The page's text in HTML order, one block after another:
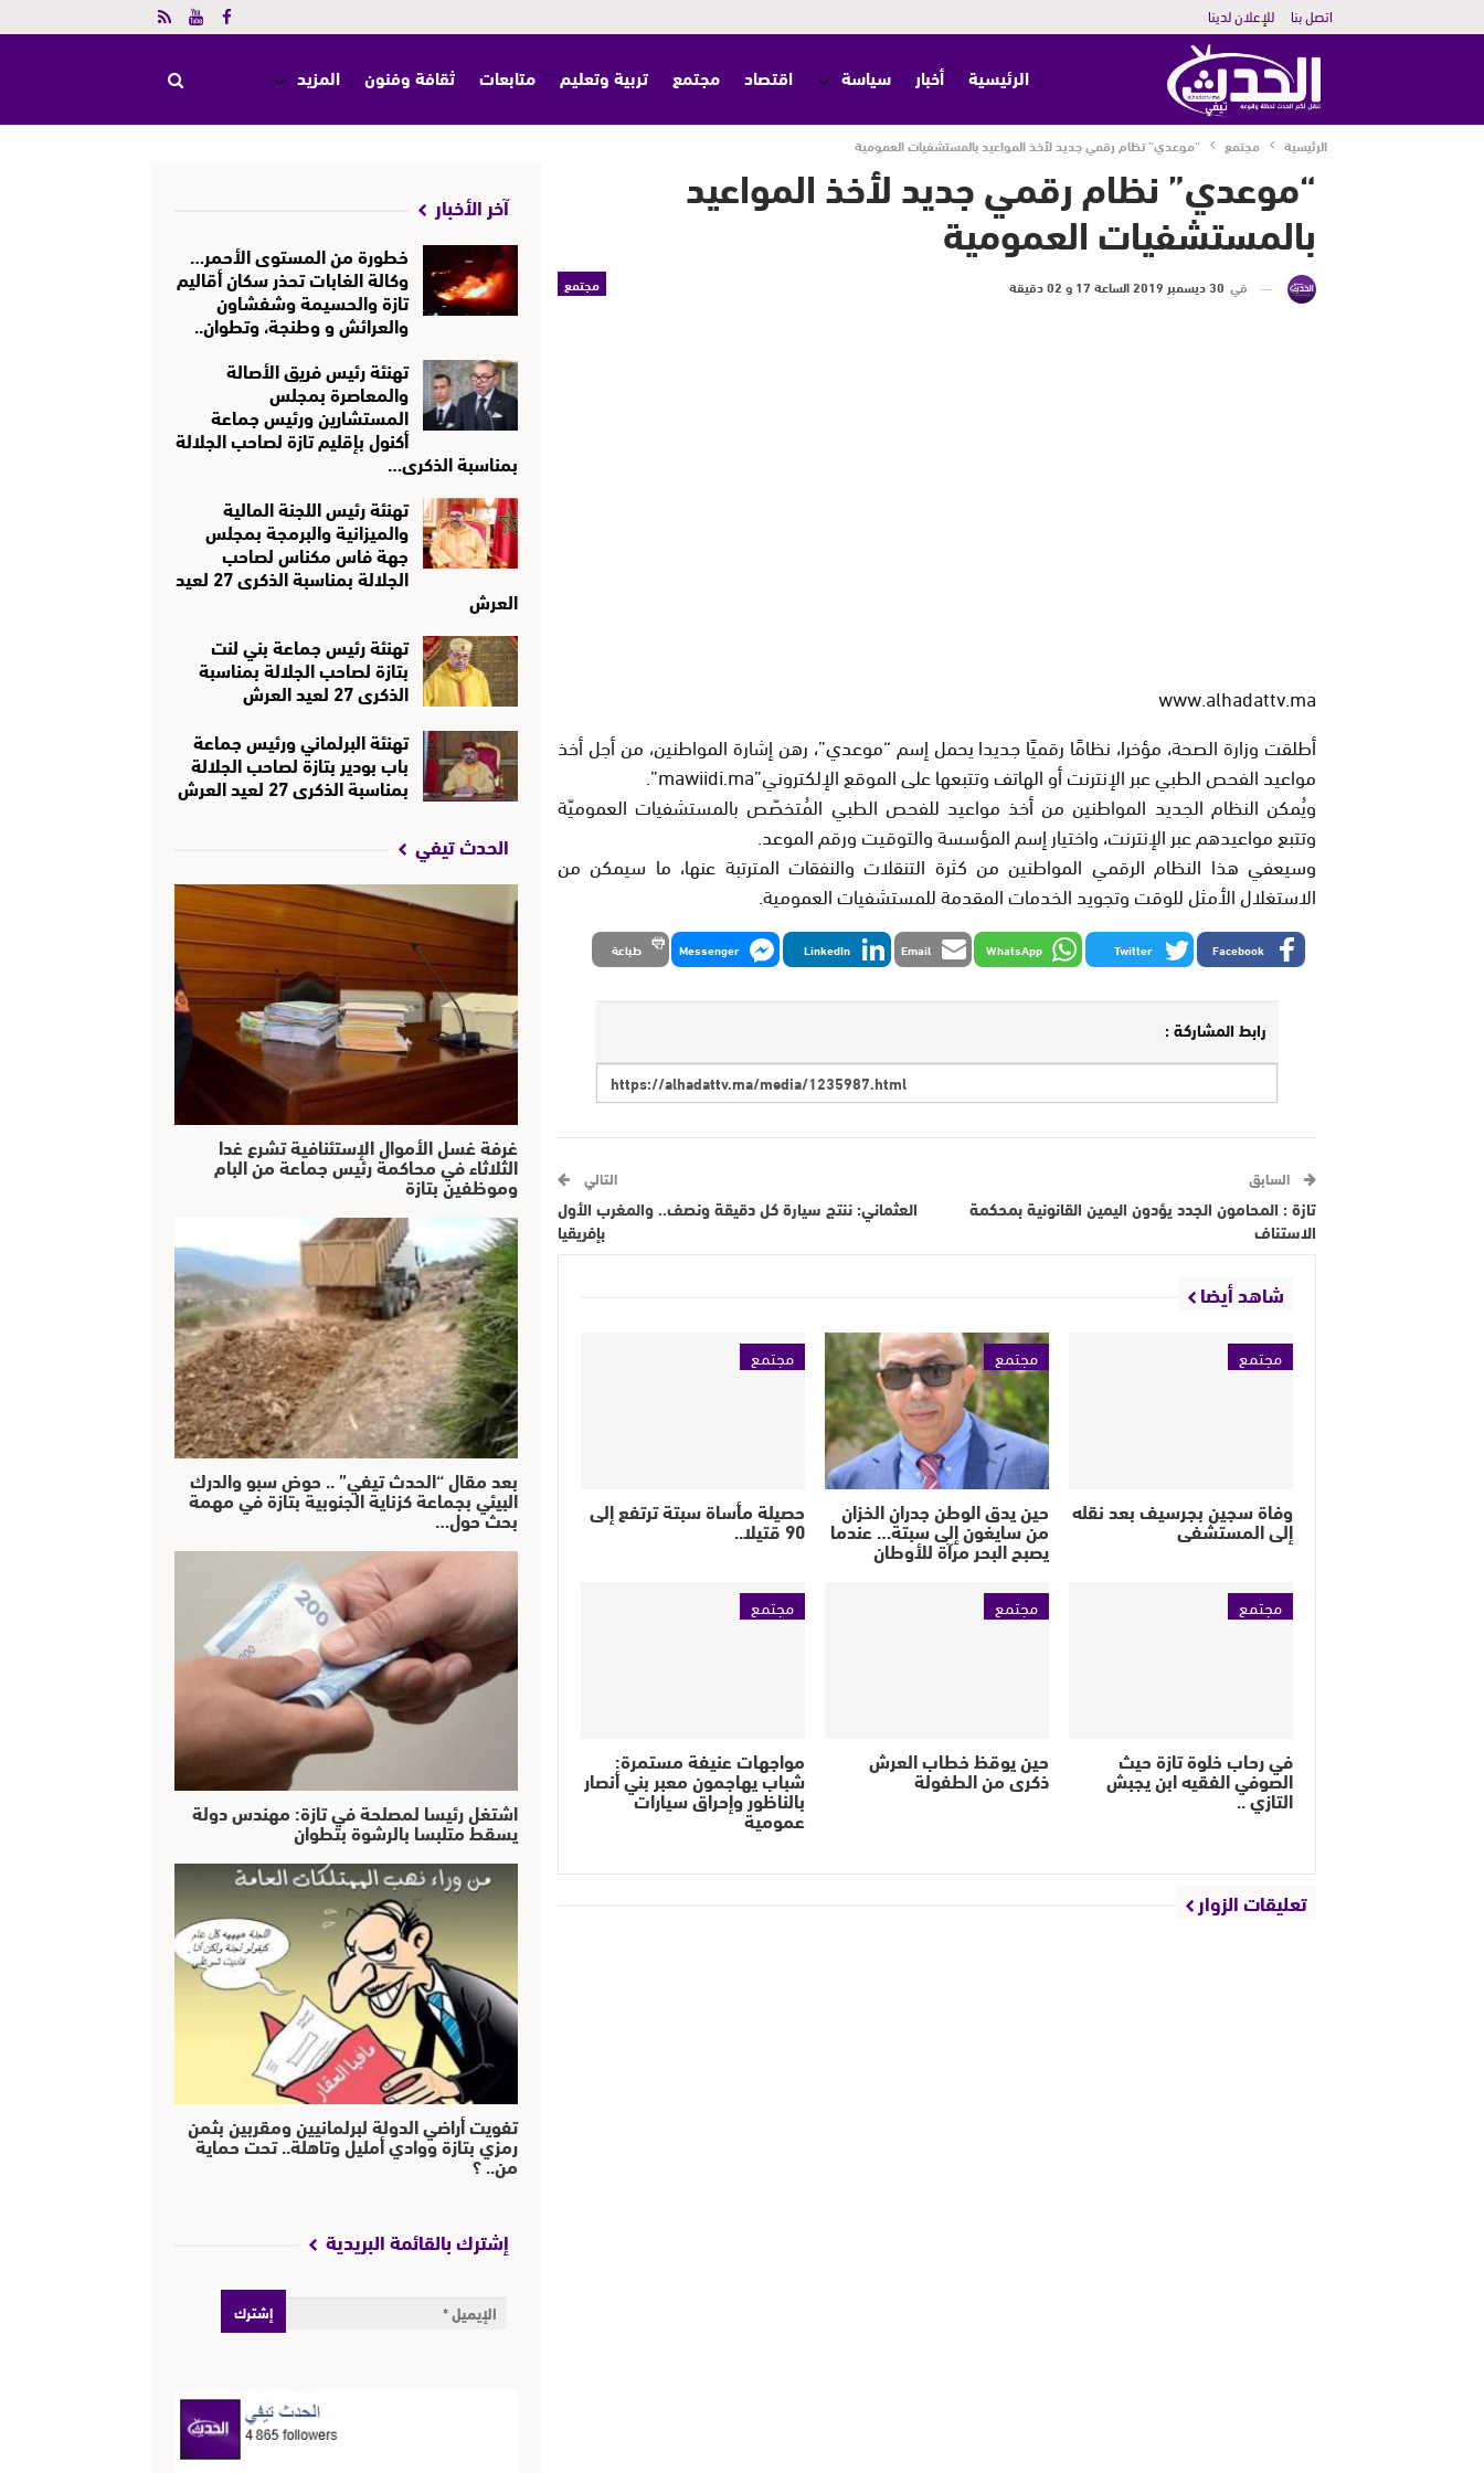
اتصل بنا للإعلان لدينا
الرئيسية أخبار سياسة اقتصاد مجتمع تربية وتعليم متابعات ثقافة وفنون المزيد
الرئيسية مجتمع “موعدي” نظام رقمي جديد لأخذ المواعيد بالمستشفيات العمومية
“موعدي” نظام رقمي جديد لأخذ المواعيد
بالمستشفيات العمومية
مجتمع في 30 ديسمبر 2019 الساعة 17 و 02 دقيقة
www.alhadattv.ma
أطلقت وزارة الصحة، مؤخرا، نظامًا رقميًا جديدا يحمل إسم “موعدي”، رهن إشارة المواطنين، من أجل أخذ
مواعيد الفحص الطبي عبر الإنترنت أو الهاتف وتتبعها على الموقع الإلكتروني”mawiidi.ma”.
ويُمكن النظام الجديد المواطنين من أخذ مواعيد للفحص الطبي المُتخصّص بالمستشفيات العموميّة
وتتبع مواعيدهم عبر الإنترنت، واختيار إسم المؤسسة والتوقيت ورقم الموعد.
وسيعفي هذا النظام الرقمي المواطنين من كثرة التنقلات والنفقات المترتبة عنها، ما سيمكن من
الاستغلال الأمثل للوقت وتجويد الخدمات المقدمة للمستشفيات العمومية.
Facebook
Twitter
WhatsApp
Email
LinkedIn
Messenger طباعة
رابط المشاركة :
السابق
تازة : المحامون الجدد يؤدون اليمين القانونية بمحكمة
الاستناف
التالي
العثماني: ننتج سيارة كل دقيقة ونصف.. والمغرب الأول
بإفريقيا
شاهد أيضا
مجتمع
وفاة سجين بجرسيف بعد نقله
إلى المستشفى
مجتمع
حين يدق الوطن جدران الخزان
من سايغون إلى سبتة… عندما
يصبح البحر مرآة للأوطان
مجتمع
حصيلة مأساة سبتة ترتفع إلى
90 قتيلا..
مجتمع
في رحاب خلوة تازة حيث
الصوفي الفقيه ابن يجبش
التازي ..
مجتمع
حين يوقظ خطاب العرش
ذكرى من الطفولة
مجتمع
مواجهات عنيفة مستمرة:
شباب يهاجمون معبر بني أنصار
بالناظور وإحراق سيارات
عمومية
تعليقات الزوار
آخر الأخبار
خطورة من المستوى الأحمر…
وكالة الغابات تحذر سكان أقاليم
تازة والحسيمة وشفشاون
والعرائش و وطنجة، وتطوان..
تهنئة رئيس فريق الأصالة
والمعاصرة بمجلس
المستشارين ورئيس جماعة
أكنول بإقليم تازة لصاحب الجلالة
بمناسبة الذكرى…
تهنئة رئيس اللجنة المالية
والميزانية والبرمجة بمجلس
جهة فاس مكناس لصاحب
الجلالة بمناسبة الذكرى 27 لعيد
العرش
تهنئة رئيس جماعة بني لنت
بتازة لصاحب الجلالة بمناسبة
الذكرى 27 لعيد العرش
تهنئة البرلماني ورئيس جماعة
باب بودير بتازة لصاحب الجلالة
بمناسبة الذكرى 27 لعيد العرش
الحدث تيفي
غرفة غسل الأموال الإستئنافية تشرع غدا
الثلاثاء في محاكمة رئيس جماعة من البام
وموظفين بتازة
بعد مقال “الحدث تيفي” .. حوض سبو والدرك
البيئي بجماعة كزناية الجنوبية بتازة في مهمة
بحث حول…
اشتغل رئيسا لمصلحة في تازة: مهندس دولة
يسقط متلبسا بالرشوة بتطوان
تفويت أراضي الدولة لبرلمانيين ومقربين بثمن
رمزي بتازة ووادي أمليل وتاهلة.. تحت حماية
من.. ؟
إشترك بالقائمة البريدية